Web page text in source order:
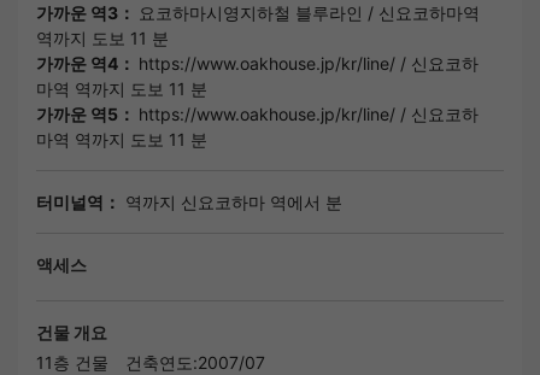
가까운 역3： 요코하마시영지하철 블루라인 / 신요코하마역
역까지 도보 11 분
가까운 역4： https://www.oakhouse.jp/kr/line/ / 신요코하
마역 역까지 도보 11 분
가까운 역5： https://www.oakhouse.jp/kr/line/ / 신요코하
마역 역까지 도보 11 분
터미널역： 역까지 신요코하마 역에서 분
액세스
건물 개요
11층 건물
건축연도:2007/07